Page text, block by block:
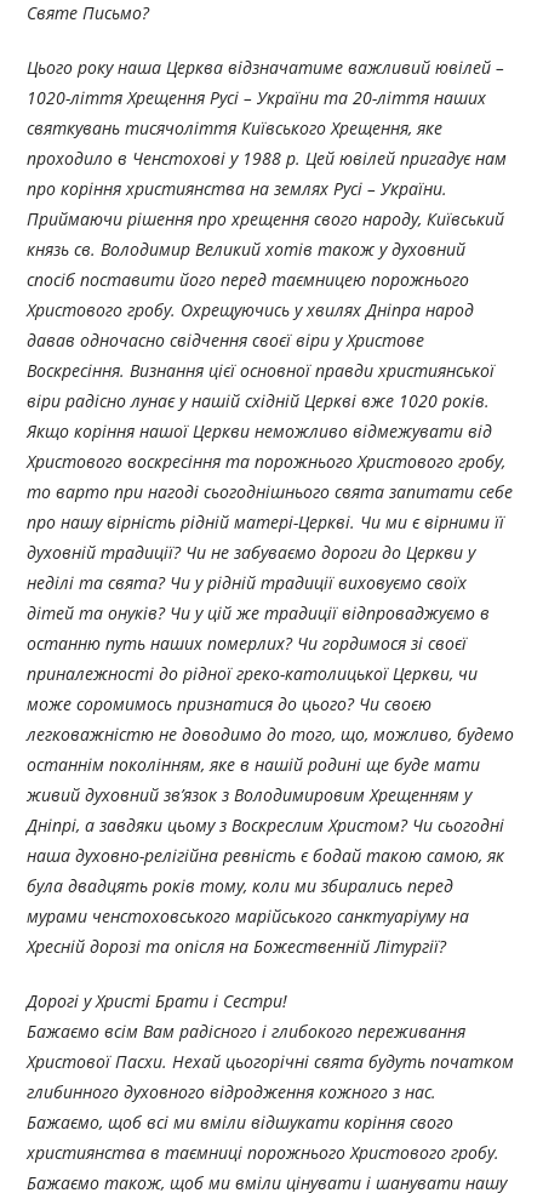
Святе Письмо?
Цього року наша Церква відзначатиме важливий ювілей –
1020-ліття Хрещення Русі – України та 20-ліття наших
святкувань тисячоліття Київського Хрещення, яке
проходило в Ченстохові у 1988 р. Цей ювілей пригадує нам
про коріння християнства на землях Русі – України.
Приймаючи рішення про хрещення свого народу, Київський
князь св. Володимир Великий хотів також у духовний
спосіб поставити його перед таємницею порожнього
Христового гробу. Охрещуючись у хвилях Дніпра народ
давав одночасно свідчення своєї віри у Христове
Воскресіння. Визнання цієї основної правди християнської
віри радісно лунає у нашій східній Церкві вже 1020 років.
Якщо коріння нашої Церкви неможливо відмежувати від
Христового воскресіння та порожнього Христового гробу,
то варто при нагоді сьогоднішнього свята запитати себе
про нашу вірність рідній матері-Церкві. Чи ми є вірними її
духовній традиції? Чи не забуваємо дороги до Церкви у
неділі та свята? Чи у рідній традиції виховуємо своїх
дітей та онуків? Чи у цій же традиції відпроваджуємо в
останню путь наших померлих? Чи гордимося зі своєї
приналежності до рідної греко-католицької Церкви, чи
може соромимось признатися до цього? Чи своєю
легковажністю не доводимо до того, що, можливо, будемо
останнім поколінням, яке в нашій родині ще буде мати
живий духовний зв’язок з Володимировим Хрещенням у
Дніпрі, а завдяки цьому з Воскреслим Христом? Чи сьогодні
наша духовно-релігійна ревність є бодай такою самою, як
була двадцять років тому, коли ми збирались перед
мурами ченстоховського марійського санктуаріуму на
Хресній дорозі та опісля на Божественній Літургії?
Дорогі у Христі Брати і Сестри!
Бажаємо всім Вам радісного і глибокого переживання
Христової Пасхи. Нехай цьогорічні свята будуть початком
глибинного духовного відродження кожного з нас.
Бажаємо, щоб всі ми вміли відшукати коріння свого
християнства в таємниці порожнього Христового гробу.
Бажаємо також, щоб ми вміли цінувати і шанувати нашу